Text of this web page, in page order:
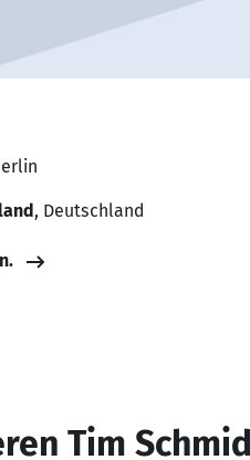
, Deutschland
Tim